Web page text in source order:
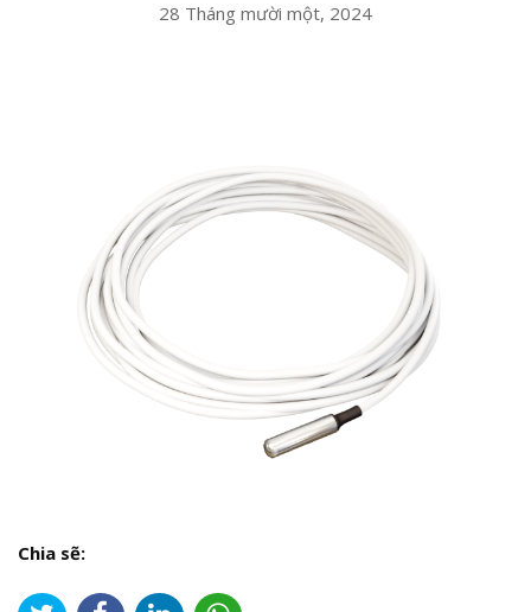
28 Tháng mười một, 2024
Chia sẽ: